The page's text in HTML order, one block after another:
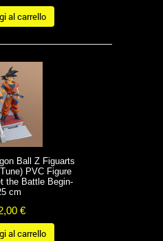
al carrello
Ball Z Figuarts
PVC Figure
the Battle Begin-
cm
€
al carrello